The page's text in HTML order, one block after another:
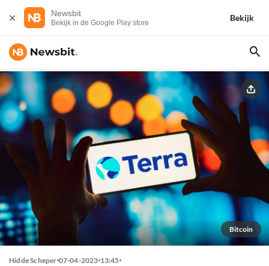
Newsbit
Bekijk in de Google Play store
Bekijk
Bitcoin
Hidde Scheper 07-04-2023 13:45